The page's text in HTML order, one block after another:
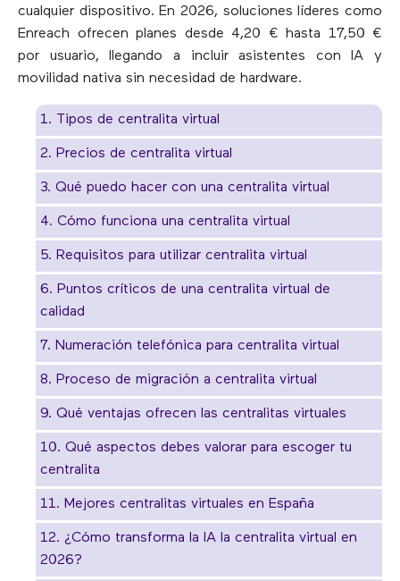
cualquier dispositivo. En 2026, soluciones líderes como
Enreach ofrecen planes desde 4,20 € hasta 17,50 €
por usuario, llegando a incluir asistentes con IA y
movilidad nativa sin necesidad de hardware.
1. Tipos de centralita virtual
2. Precios de centralita virtual
3. Qué puedo hacer con una centralita virtual
4. Cómo funciona una centralita virtual
5. Requisitos para utilizar centralita virtual
6. Puntos críticos de una centralita virtual de
calidad
7. Numeración telefónica para centralita virtual
8. Proceso de migración a centralita virtual
9. Qué ventajas ofrecen las centralitas virtuales
10. Qué aspectos debes valorar para escoger tu
centralita
11. Mejores centralitas virtuales en España
12. ¿Cómo transforma la IA la centralita virtual en
2026?